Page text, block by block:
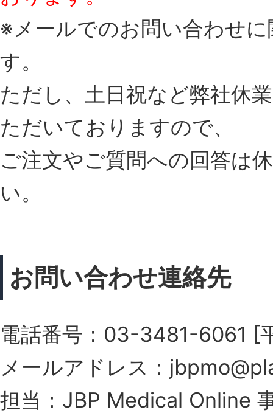
※メールでのお問い合わせ
す。
ただし、土日祝など弊社休
ただいておりますので、
ご注文やご質問への回答は
い。
お問い合わせ連絡先
電話番号：03-3481-6061 [
メールアドレス：
担当：JBP Medical Online